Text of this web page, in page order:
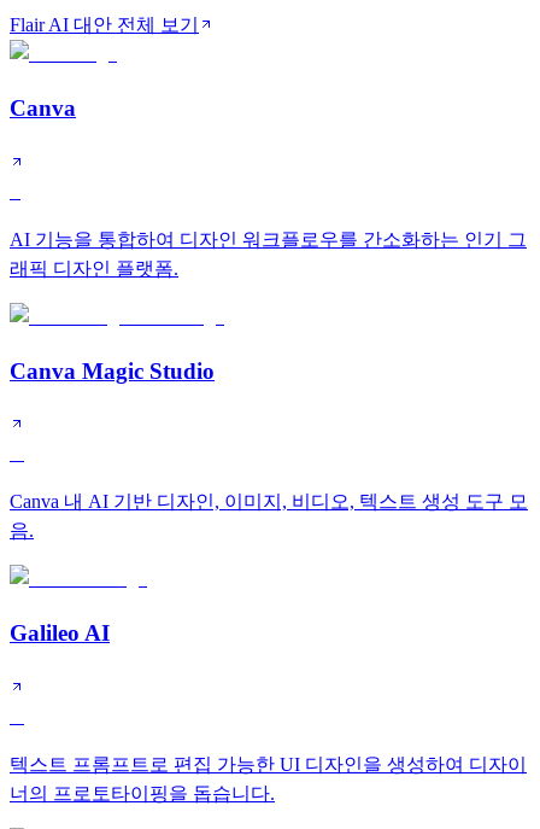
Flair AI 대안 전체 보기
Canva
AI 기능을 통합하여 디자인 워크플로우를 간소화하는 인기 그
래픽 디자인 플랫폼.
Canva Magic Studio
Canva 내 AI 기반 디자인, 이미지, 비디오, 텍스트 생성 도구 모
음.
Galileo AI
텍스트 프롬프트로 편집 가능한 UI 디자인을 생성하여 디자이
너의 프로토타이핑을 돕습니다.